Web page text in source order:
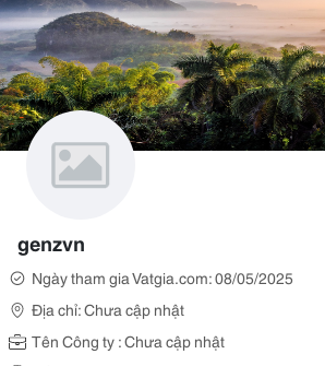
genzvn
Ngày tham gia Vatgia.com: 08/05/2025
Địa chỉ: Chưa cập nhật
Tên Công ty : Chưa cập nhật